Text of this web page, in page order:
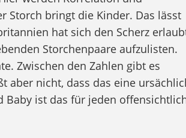
Storch bringt die Kinder. Das lässt
hat sich den Scherz
Storchenpaare aufzulisten.
Zwischen den Zahlen gibt es
aber nicht, dass das eine
Baby ist das für jeden